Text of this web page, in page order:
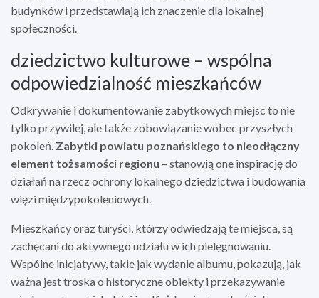
budynków i przedstawiają ich znaczenie dla lokalnej
społeczności.
dziedzictwo kulturowe – wspólna
odpowiedzialność mieszkańców
Odkrywanie i dokumentowanie zabytkowych miejsc to nie
tylko przywilej, ale także zobowiązanie wobec przyszłych
pokoleń. Zabytki powiatu poznańskiego to nieodłączny
element tożsamości regionu – stanowią one inspirację do
działań na rzecz ochrony lokalnego dziedzictwa i budowania
więzi międzypokoleniowych.
Mieszkańcy oraz turyści, którzy odwiedzają te miejsca, są
zachęcani do aktywnego udziału w ich pielęgnowaniu.
Wspólne inicjatywy, takie jak wydanie albumu, pokazują, jak
ważna jest troska o historyczne obiekty i przekazywanie